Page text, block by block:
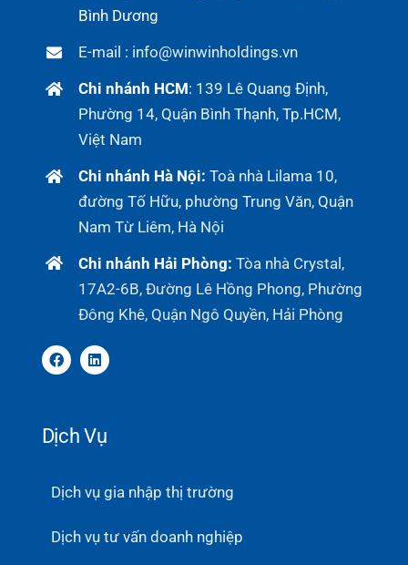
Bình Dương
E-mail : info@winwinholdings.vn
Chi nhánh HCM: 139 Lê Quang Định,
Phường 14, Quận Bình Thạnh, Tp.HCM,
Việt Nam
Chi nhánh Hà Nội: Toà nhà Lilama 10,
đường Tố Hữu, phường Trung Văn, Quận
Nam Từ Liêm, Hà Nội
Chi nhánh Hải Phòng: Tòa nhà Crystal,
17A2-6B, Đường Lê Hồng Phong, Phường
Đông Khê, Quận Ngô Quyền, Hải Phòng
Dịch Vụ
Dịch vụ gia nhập thị trường
Dịch vụ tư vấn doanh nghiệp